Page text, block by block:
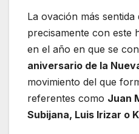
La ovación más sentida
precisamente con este
en el año en que se
aniversario de la
movimiento del que
referentes como Juan
Subijana, Luis Irizar o